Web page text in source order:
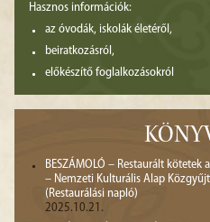
Hasznos információk:
az óvodák, iskolák életéről,
beiratkozásról,
előkészítő foglalkozásokról
BESZÁMOLÓ – Restaurált
– Nemzeti Kulturális Alap
(Restaurálási napló)
2025.10.21.